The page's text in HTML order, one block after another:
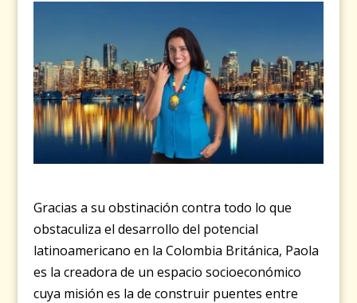
Gracias a su obstinación contra todo lo que
obstaculiza el desarrollo del potencial
latinoamericano en la Colombia Británica, Paola
es la creadora de un espacio socioeconómico
cuya misión es la de construir puentes entre